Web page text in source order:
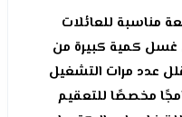
مناسبة للعائلات
غسل كمية كبيرة من
عدد مرات التشغيل
مخصصًا للتعقيم